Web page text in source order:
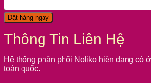
Thông Tin Liên Hệ
Hệ thống phân phối Noliko hiện đang có
toàn quốc.